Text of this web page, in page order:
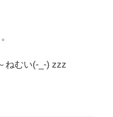
ねむい(-_-) zzz